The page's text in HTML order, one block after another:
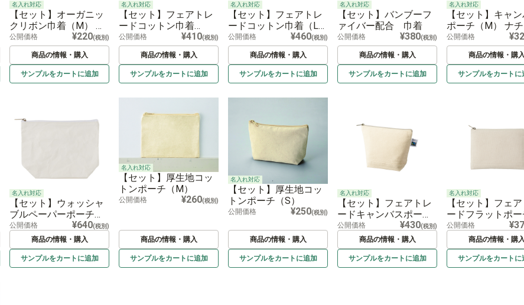
名入れ対応
【セット】オーガニッ
クリボン巾着（M） ナ
チュラル
公開価格 ¥220(税別)
商品の情報・購入
サンプルをカートに追加
名入れ対応
【セット】フェアトレ
ードコットン巾着
（M） ナチュラル
公開価格 ¥410(税別)
商品の情報・購入
サンプルをカートに追加
名入れ対応
【セット】フェアトレ
ードコットン巾着（L）
ナチュラル
公開価格 ¥460(税別)
商品の情報・購入
サンプルをカートに追加
名入れ対応
【セット】バンブーフ
ァイバー配合 巾着
公開価格 ¥380(税別)
商品の情報・購入
サンプルをカートに追加
名入れ対応
【セット】キャ
ポーチ（M） ナ
ル
公開価格
商品の情報・購
サンプルをカートに
名入れ対応
【セット】ウォッシャ
ブルペーパーポーチ
（白）
公開価格 ¥640(税別)
商品の情報・購入
サンプルをカートに追加
名入れ対応
【セット】厚生地コッ
トンポーチ（M）
公開価格 ¥260(税別)
商品の情報・購入
サンプルをカートに追加
名入れ対応
【セット】厚生地コッ
トンポーチ（S）
公開価格 ¥250(税別)
商品の情報・購入
サンプルをカートに追加
名入れ対応
【セット】フェアトレ
ードキャンバスポーチ
（S）ナチュラル
公開価格 ¥430(税別)
商品の情報・購入
サンプルをカートに追加
名入れ対応
【セット】フェ
ードフラットポ
（S） ナチュラ
公開価格
商品の情報・購
サンプルをカートに